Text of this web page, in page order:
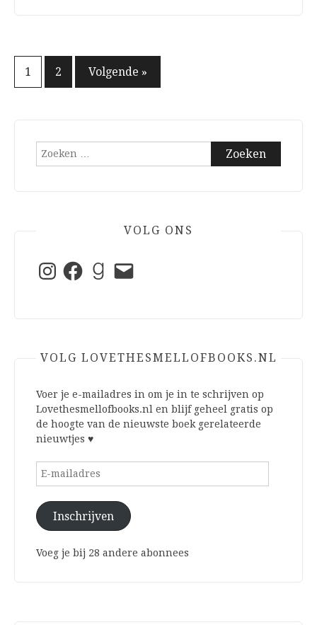
Berichten
1 2 Volgende »
Zoeken
VOLG ONS
InstagramFacebookGoodreads
E-
mail
VOLG LOVETHESMELLOFBOOKS.NL
Voer je e-mailadres in om je in te schrijven op
Lovethesmellofbooks.nl en blijf geheel gratis op
de hoogte van de nieuwste boek gerelateerde
nieuwtjes ♥
E-
Inschrijven
Voeg je bij 28 andere abonnees